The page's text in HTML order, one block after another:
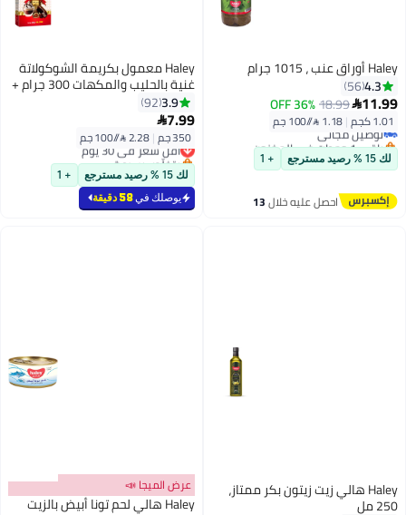
Haley أوراق عنب ، 1015 جرام
4.3
56
11.99
18.99
36% OFF
1.01 كجم |
توصيل مجاني
باقي 1 وحدات في المخزون
توصيل مجانيلك 15 % رصيد مسترجع + 1
احصل عليه خلال13
Haley معمول بكريمة الشوكولاتة
غنية بالحليب والمكهات 300 جرام +
50 جرام3.9
92
7.99
350 جم |
أقل سعر في 30 يوم
بتخلّص بسرعة
أقل سعر في 30 يوملك 15 % رصيد مسترجع + 1
يوصلك في58 دقيقة
Haley هالي زيت زيتون بكر ممتاز،
250 مل
عرض الميجا 📣
Haley هالي لحم تونا أبيض بالزيت